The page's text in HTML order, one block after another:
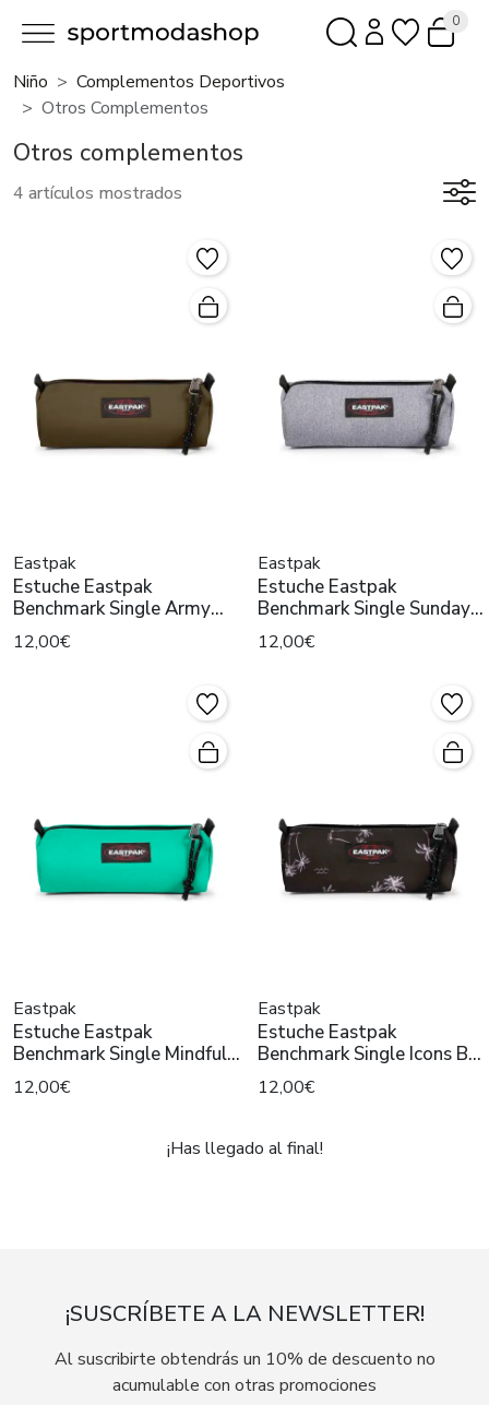
0
Niño
Complementos Deportivos
Otros Complementos
Otros complementos
4 artículos mostrados
Eastpak
Estuche Eastpak
Benchmark Single Army
Olive
12,00€
Eastpak
Estuche Eastpak
Benchmark Single Sunday
Grey
12,00€
Eastpak
Estuche Eastpak
Benchmark Single Mindful
Mint Verd
12,00€
Eastpak
Estuche Eastpak
Benchmark Single Icons Blk
Negro/B
12,00€
¡Has llegado al final!
¡SUSCRÍBETE A LA NEWSLETTER!
Al suscribirte obtendrás un 10% de descuento no
acumulable con otras promociones